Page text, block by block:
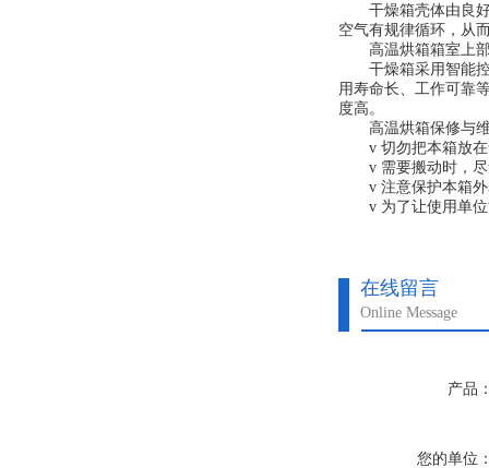
干燥箱壳体由良好
空气有规律循环，从
高温烘箱箱室上部
干燥箱采用智能控
用寿命长、工作可靠
度高。
高温烘箱保修与
v 切勿把本箱放在
v 需要搬动时，尽
v 注意保护本箱外
v 为了让使用单位
在线留言
Online Message
产品
您的单位